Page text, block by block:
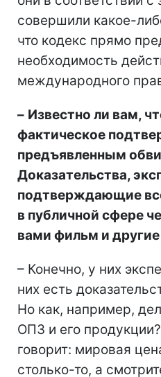
совершили какое-
что кодекс прямо
необходимость
международного
– Известно ли вам,
фактическое
предъявленным
Доказательства,
подтверждающие
в публичной сфере
вами фильм и другие
– Конечно, у них
них есть
Но как, например,
ОПЗ и его
говорит: мировая
столько-то, а